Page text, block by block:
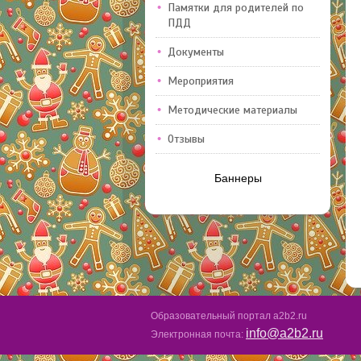
Памятки для родителей по
ПДД
Документы
Мероприятия
Методические материалы
Отзывы
Баннеры
Образовательный портал a2b2.ru
Электронная почта: info@a2b2.ru